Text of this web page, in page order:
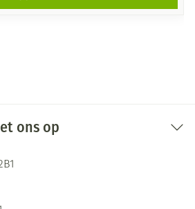
ons op